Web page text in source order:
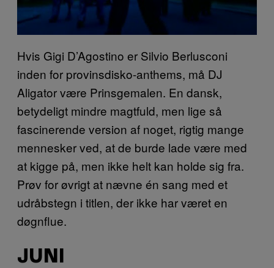
Hvis Gigi D’Agostino er Silvio Berlusconi
inden for provinsdisko-anthems, må DJ
Aligator være Prinsgemalen. En dansk,
betydeligt mindre magtfuld, men lige så
fascinerende version af noget, rigtig mange
mennesker ved, at de burde lade være med
at kigge på, men ikke helt kan holde sig fra.
Prøv for øvrigt at nævne én sang med et
udråbstegn i titlen, der ikke har været en
døgnflue.
JUNI